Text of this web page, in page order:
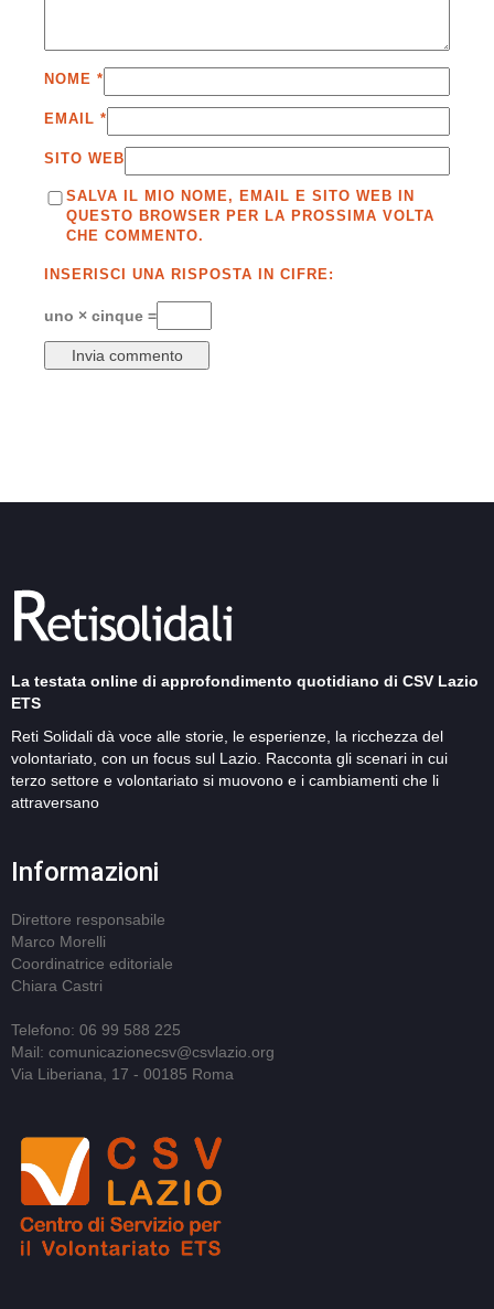
NOME *
EMAIL *
SITO WEB
SALVA IL MIO NOME, EMAIL E SITO WEB IN
QUESTO BROWSER PER LA PROSSIMA VOLTA
CHE COMMENTO.
INSERISCI UNA RISPOSTA IN CIFRE:
uno × cinque =
La testata online di approfondimento quotidiano di CSV Lazio
ETS
Reti Solidali dà voce alle storie, le esperienze, la ricchezza del
volontariato, con un focus sul Lazio. Racconta gli scenari in cui
terzo settore e volontariato si muovono e i cambiamenti che li
attraversano
Informazioni
Direttore responsabile
Marco Morelli
Coordinatrice editoriale
Chiara Castri
Telefono: 06 99 588 225
Mail: comunicazionecsv@csvlazio.org
Via Liberiana, 17 - 00185 Roma